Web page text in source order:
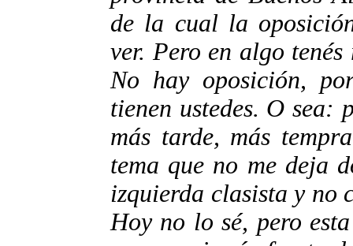
de la cual la
ver. Pero en algo
No hay oposición,
tienen ustedes. O
más tarde, más
tema que no me deja
izquierda clasista y no
Hoy no lo sé, pero